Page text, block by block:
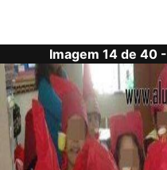
Imagem 14 de 40 -